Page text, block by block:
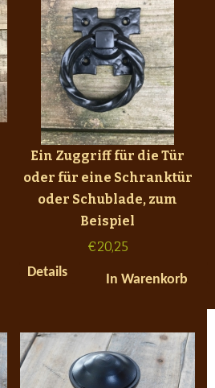
Ein Zuggriff für die Tür
oder für eine Schranktür
oder Schublade, zum
Beispiel
€20,25
Details
In Warenkorb